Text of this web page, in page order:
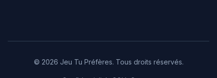
© 2026 Jeu Tu Préfères. Tous droits réservés.